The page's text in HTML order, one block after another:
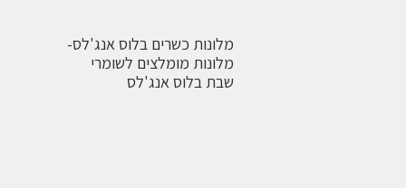
מלונות כשרים בלוס אנג'לס-
מלונות מומלצים לשומרי
שבת בלוס אנג'לס